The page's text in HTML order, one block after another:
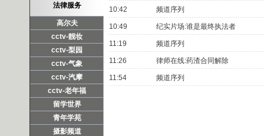
法律服务
高尔夫
cctv-靓妆
cctv-梨园
cctv-气象
cctv-汽摩
cctv-老年福
留学世界
青年学苑
摄影频道
10:42 频道序列
10:49 纪实片场:谁是最终执法者
11:19 频道序列
11:26 律师在线:药渣合同解除
11:54 频道序列